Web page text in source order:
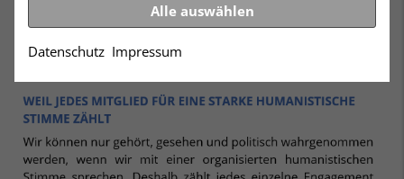
Alle auswählen
Datenschutz Impressum